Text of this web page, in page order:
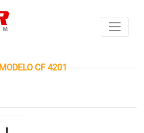
MODELO CF 4201